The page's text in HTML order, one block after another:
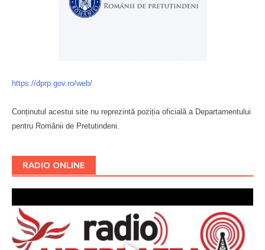
https://dprp.gov.ro/web/
Conținutul acestui site nu reprezintă poziția oficială a Departamentului
pentru Românii de Pretutindeni.
RADIO ONLINE